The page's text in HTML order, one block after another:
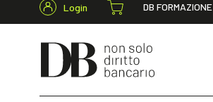
Login DB FORMAZIONE